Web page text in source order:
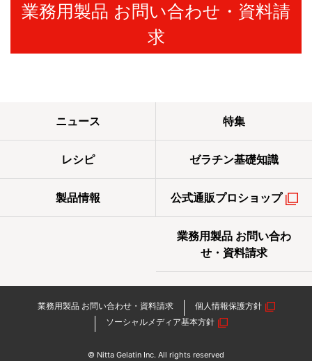
業務用製品 お問い合わせ・資料請
求
ニュース 特集
レシピ ゼラチン基礎知識
製品情報 公式通販プロショップ
業務用製品 お問い合わ
せ・資料請求
業務用製品 お問い合わせ・資料請求
個人情報保護方針
ソーシャルメディア基本方針
© Nitta Gelatin Inc. All rights reserved